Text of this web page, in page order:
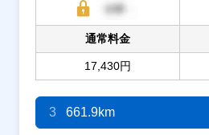
通常料金
17,430円
3 661.9km